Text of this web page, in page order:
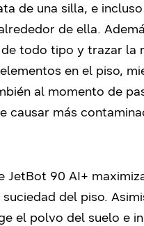
de una silla, e
de ella.
todo tipo y trazar la
en el piso,
al momento de
causar más
90 AI+
del piso.
el polvo del suelo e